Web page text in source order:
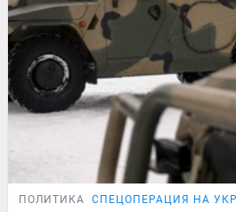
ПОЛИТИКА СПЕЦОПЕРАЦИЯ НА